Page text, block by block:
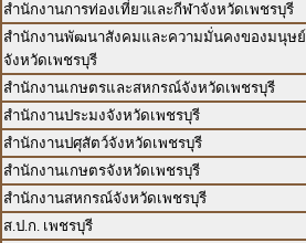
สำนักงานการท่องเที่ยวและกีฬาจังหวัดเพชรบุรี
สำนักงานพัฒนาสังคมและความมั่นคงของมนุษย์
จังหวัดเพชรบุรี
สำนักงานเกษตรและสหกรณ์จังหวัดเพชรบุรี
สำนักงานประมงจังหวัดเพชรบุรี
สำนักงานปศุสัตว์จังหวัดเพชรบุรี
สำนักงานเกษตรจังหวัดเพชรบุรี
สำนักงานสหกรณ์จังหวัดเพชรบุรี
ส.ป.ก. เพชรบุรี